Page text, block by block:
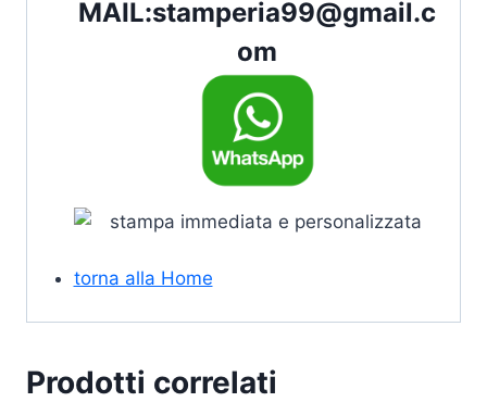
MAIL:stamperia99@gmail.c
om
torna alla Home
Prodotti correlati